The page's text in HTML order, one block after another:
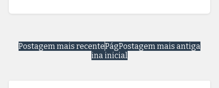
Postagem mais recente Postagem mais antiga
Pág
ina inicial